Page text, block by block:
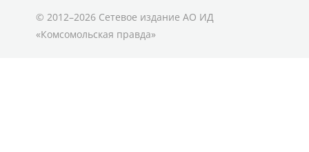
© 2012–2026 Сетевое издание АО ИД
«Комсомольская правда»